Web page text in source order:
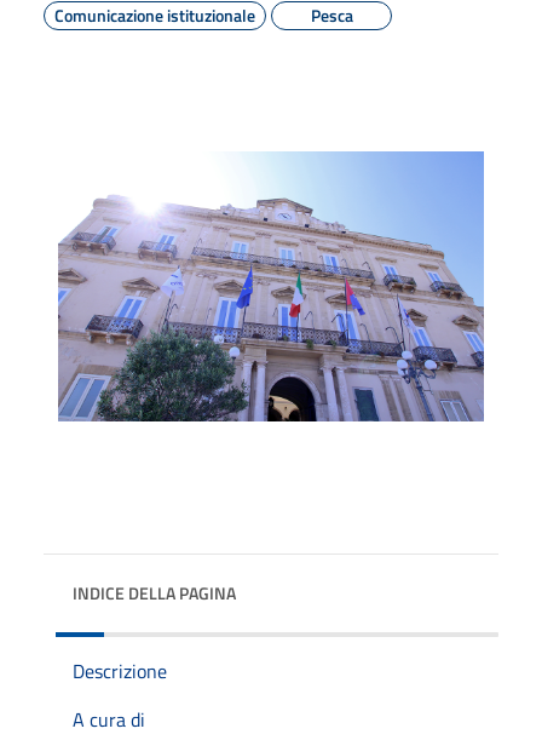
Comunicazione istituzionale
Pesca
INDICE DELLA PAGINA
Descrizione
A cura di